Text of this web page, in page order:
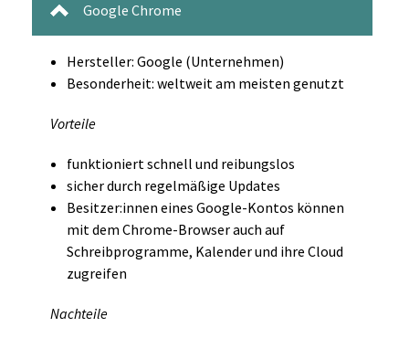
Google Chrome
Hersteller: Google (Unternehmen)
Besonderheit: weltweit am meisten genutzt
Vorteile
funktioniert schnell und reibungslos
sicher durch regelmäßige Updates
Besitzer:innen eines Google-Kontos können
mit dem Chrome-Browser auch auf
Schreibprogramme, Kalender und ihre Cloud
zugreifen
Nachteile